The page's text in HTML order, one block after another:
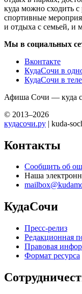
куда можно сходить
спортивные
и отдыха с семьей, и
Мы в социальных
Вконтакте
КудаСочи в
КудаСочи в
Афиша Сочи — куда
© 2013–2026
кудасочи.ру | kuda-
Контакты
Сообщить об
Наша
КудаСочи
Пресс-релиз
Редакционная
Правовая
Формат ресурса